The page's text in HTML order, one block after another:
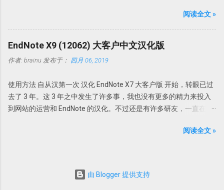
命名方式。可以根据自己的喜好选择重命名方式，如上Author +
前导入的PDF无效。 PDF导入自动分组：PDF Import &...
息。 名字叫埃弗森，但也可能翻译错误，因为我们知道美国有个知
名篮球明星就叫「艾弗森」。所以在不知道原来英文名字的情况
下，我们暂且认为这个专家就叫埃弗森吧。 关键词：美国教育学家
提出了一个理论或者研究对象是课堂管理的。 现在我们就知道这三
点。如果我想找某个人，可能所知道的线索可能比这还要多。 下面
bing，因为bing中文就是中文，英文就是英文。我们需要借助伟大
的Google同学。 在google里输入关键词「美国教育家埃弗森 课堂管
理」搜搜看。出来的结果如下 从这个搜索结果中我们可以推测到，
的课堂——小学教师的课堂管理」，其他有用的信息较少。这本书还
叫「Carolyn M. Evertson」进行搜索，有用的信息更多了。 比如
阅读全文 »
EndNote X9 (12062) 大客户中文汉化版
作者: brainu 发布于： 四月 06, 2019
使用方法 自从汉第一次 汉化 EndNote X7 大客户版 开始，转眼已过
去了 3 年。这 3 年之中发生了许多事，我也没有更多的精力来投入
到网站的运营和 EndNote 的汉化。不过还是有许多研友，一直在关
此，抽空汉化了 EndNote X9 Bld 12062 大客户版。不过悲催的是，
前的汉化版一样，直接把 EndNote_X9_12062_chs.exe 复制到
EndNote X9 的安装目录即可使用。如果双击
阅读全文 »
由 Blogger 提供支持